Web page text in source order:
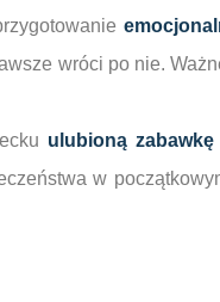
wróci po nie.
ulubioną
w